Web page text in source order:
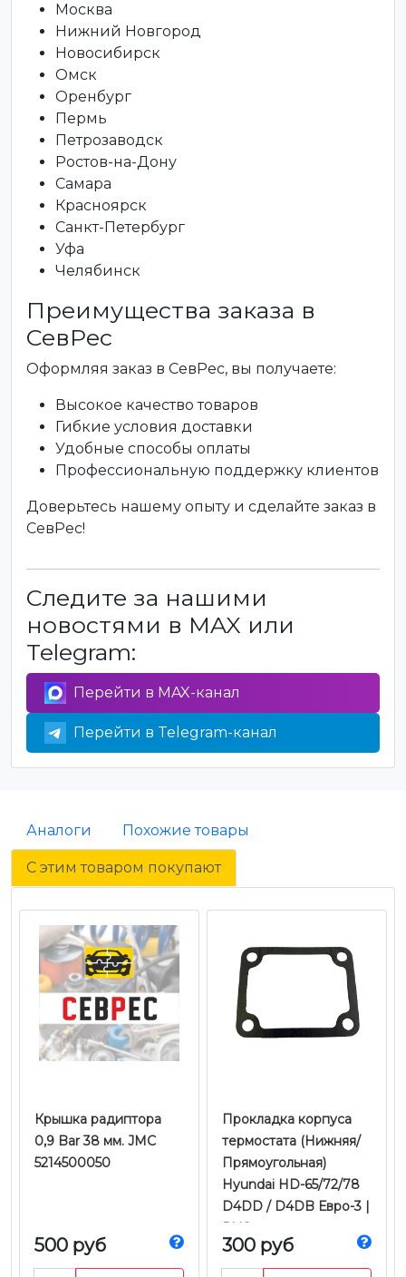
Москва
Нижний Новгород
Новосибирск
Омск
Оренбург
Пермь
Петрозаводск
Ростов-на-Дону
Самара
Красноярск
Санкт-Петербург
Уфа
Челябинск
Преимущества заказа в
СевРес
Оформляя заказ в СевРес, вы получаете:
Высокое качество товаров
Гибкие условия доставки
Удобные способы оплаты
Профессиональную поддержку клиентов
Доверьтесь нашему опыту и сделайте заказ в
СевРес!
Следите за нашими
новостями в MAX или
Telegram:
Перейти в MAX-канал
Перейти в Telegram-канал
Аналоги Похожие товары
С этим товаром покупают
Крышка радиптора
0,9 Bar 38 мм. JMC
5214500050
500 руб
Прокладка корпуса
термостата (Нижняя/
Прямоугольная)
Hyundai HD-65/72/78
D4DD / D4DB Евро-3 |
DYG
300 руб